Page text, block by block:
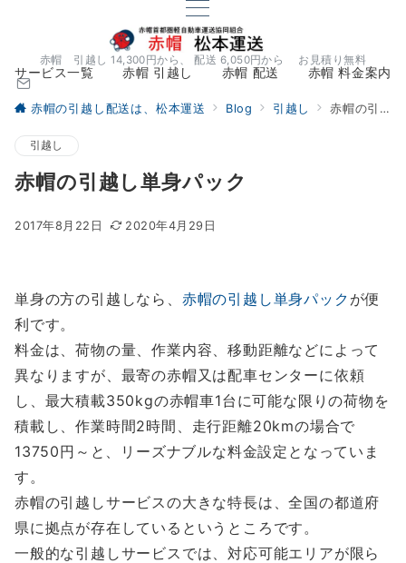
赤帽 引越し 14,300円から、 配送 6,050円から お見積り無料
サービス一覧 赤帽 引越し 赤帽 配送 赤帽 料金案内
赤帽の引越し配送は、松本運送 Blog 引越し 赤帽の引越し単身パック
引越し
赤帽の引越し単身パック
2017年8月22日 2020年4月29日
単身の方の引越しなら、 赤帽の引越し単身パック が便
利です。
料金は、荷物の量、作業内容、移動距離などによって
異なりますが、最寄の赤帽又は配車センターに依頼
し、最大積載350kgの赤帽車1台に可能な限りの荷物を
積載し、作業時間2時間、走行距離20kmの場合で
13750円～と、リーズナブルな料金設定となっていま
す。
赤帽の引越しサービスの大きな特長は、全国の都道府
県に拠点が存在しているというところです。
一般的な引越しサービスでは、対応可能エリアが限ら